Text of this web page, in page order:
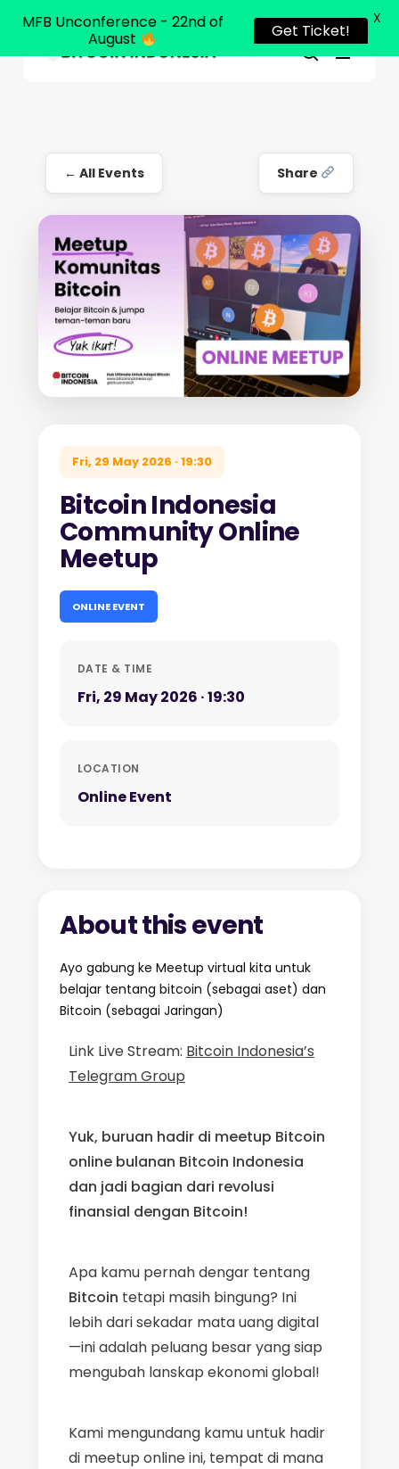
search
Menu
← All Events Share
Fri, 29 May 2026 · 19:30
Bitcoin Indonesia
Community Online
Meetup
ONLINE EVENT
DATE & TIME
Fri, 29 May 2026 · 19:30
LOCATION
Online Event
About this event
Ayo gabung ke Meetup virtual kita untuk
belajar tentang bitcoin (sebagai aset) dan
Bitcoin (sebagai Jaringan)
Link Live Stream: Bitcoin Indonesia’s
Telegram Group
Yuk, buruan hadir di meetup Bitcoin
online bulanan Bitcoin Indonesia
dan jadi bagian dari revolusi
finansial dengan Bitcoin!
Apa kamu pernah dengar tentang
Bitcoin tetapi masih bingung? Ini
lebih dari sekadar mata uang digital
—ini adalah peluang besar yang siap
mengubah lanskap ekonomi global!
Kami mengundang kamu untuk hadir
di meetup online ini, tempat di mana
Close
MFB Unconference - 22nd of
August
Get Ticket!
X